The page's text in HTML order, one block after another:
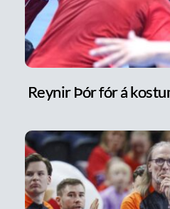
Reynir Þór fór á